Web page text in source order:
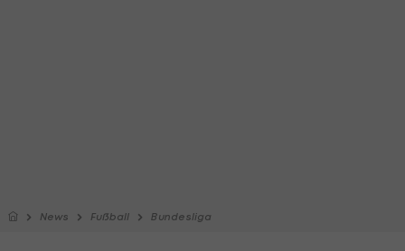
News Fußball Bundesliga